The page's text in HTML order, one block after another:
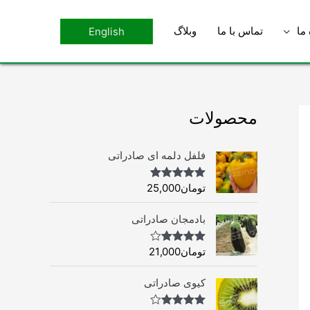
ما تماس با ما وبلاگ English
محصولات
فلفل دلمه ای صادراتی
Rated4.96
out of 5
تومان25,000
بادمجان صادراتی
Rated4.75
out of 5
تومان21,000
کیوی صادراتی